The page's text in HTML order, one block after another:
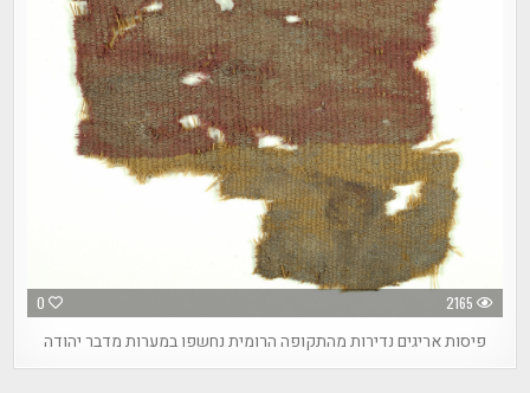
0 2165
פיסות אריגים נדירות מהתקופה הרומית נחשפו במערות מדבר יהודה